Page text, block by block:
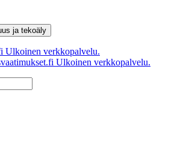
ja tekoäly
Ulkoinen verkkopalvelu.
Ulkoinen verkkopalvelu.